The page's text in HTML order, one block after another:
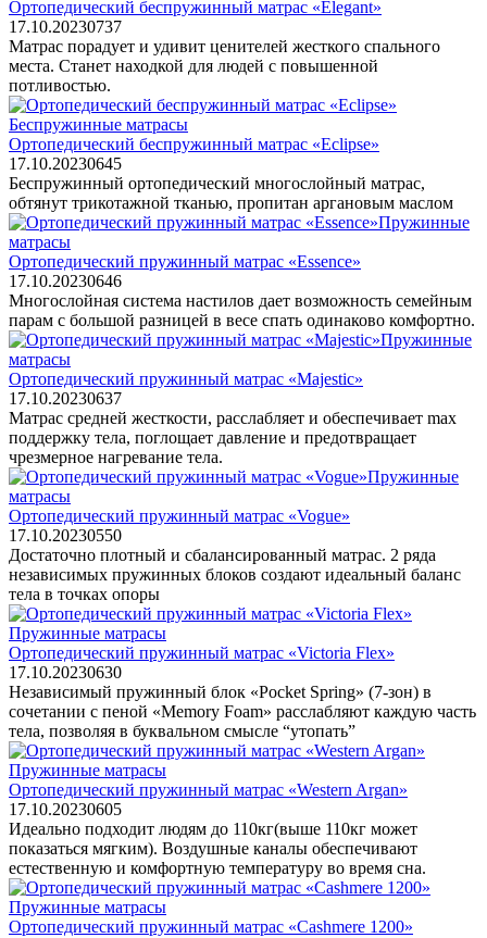
Ортопедический беспружинный матрас «Elegant»
17.10.20230737
Матрас порадует и удивит ценителей жесткого спального
места. Станет находкой для людей с повышенной
потливостью.
Беспружинные матрасы
Ортопедический беспружинный матрас «Eclipse»
17.10.20230645
Беспружинный ортопедический многослойный матрас,
обтянут трикотажной тканью, пропитан аргановым маслом
Пружинные
матрасы
Ортопедический пружинный матрас «Essence»
17.10.20230646
Многослойная система настилов дает возможность семейным
парам с большой разницей в весе спать одинаково комфортно.
Пружинные
матрасы
Ортопедический пружинный матрас «Majestic»
17.10.20230637
Матрас средней жесткости, расслабляет и обеспечивает max
поддержку тела, поглощает давление и предотвращает
чрезмерное нагревание тела.
Пружинные
матрасы
Ортопедический пружинный матрас «Vogue»
17.10.20230550
Достаточно плотный и сбалансированный матрас. 2 ряда
независимых пружинных блоков создают идеальный баланс
тела в точках опоры
Пружинные матрасы
Ортопедический пружинный матрас «Victoria Flex»
17.10.20230630
Независимый пружинный блок «Pocket Spring» (7-зон) в
сочетании с пеной «Memory Foam» расслабляют каждую часть
тела, позволяя в буквальном смысле “утопать”
Пружинные матрасы
Ортопедический пружинный матрас «Western Argan»
17.10.20230605
Идеально подходит людям до 110кг(выше 110кг может
показаться мягким). Воздушные каналы обеспечивают
естественную и комфортную температуру во время сна.
Пружинные матрасы
Ортопедический пружинный матрас «Сashmere 1200»